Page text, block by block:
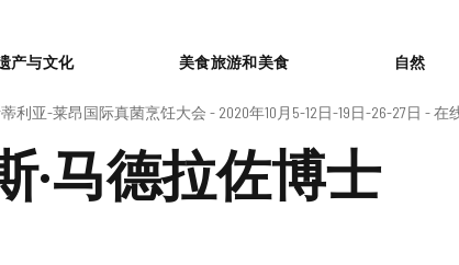
产与文化 美食旅游和美食 自然
利亚-莱昂国际真菌烹饪大会 - 2020年10月5-12日-19日-26-27日 - 在
·马德拉佐博士